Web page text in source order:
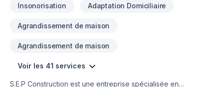
Insonorisation Adaptation Domiciliaire
Agrandissement de maison
Agrandissement de maison
Voir les 41 services
S.E.P Construction est une entreprise spécialisée en